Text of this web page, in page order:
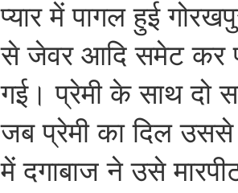
प्यार में पागल हुई
से जेवर आदि समेट कर
गई। प्रेमी के साथ दो
जब प्रेमी का दिल उससे
में दगाबाज ने उसे